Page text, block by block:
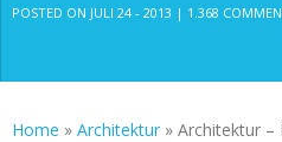
POSTED ON JULI 24 - 2013 | 1.368
Home » Architektur » Architektur –